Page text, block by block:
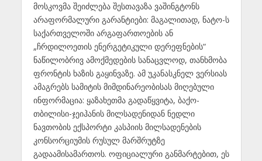
მოსკოვმა შეიძლება შესთავაზა ვაშინგტონს
არაფორმალური გარანტიები: მაგალითად, ნატო-ს
საქართველოში არგაფართოების ან
„ჩრდილოეთის ენერგეტიკული დერეფნების“
ნაწილობრივ ამოქმედების სანაცვლოდ, თანხმობა
ფრონტის ხაზის გაყინვაზე. ამ უკანასკნელ ვერსიას
ამაგრებს სამიტის მიმდინარეობისას მიღებული
ინფორმაცია: ყაზახეთმა გადაწყვიტა, ბაქო-
თბილისი-ჯეიჰანის მილსადენიდან ნედლი
ნავთობის ექსპორტი კასპიის მილსადენების
კონსორციუმის რუსულ მარშრუტზე
გადაამისამართოს. ოფიციალური განმარტებით, ეს